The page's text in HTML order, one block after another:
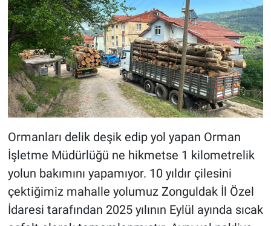
Ormanları delik deşik edip yol yapan Orman
İşletme Müdürlüğü ne hikmetse 1 kilometrelik
yolun bakımını yapamıyor. 10 yıldır çilesini
çektiğimiz mahalle yolumuz Zonguldak İl Özel
İdaresi tarafından 2025 yılının Eylül ayında sıcak